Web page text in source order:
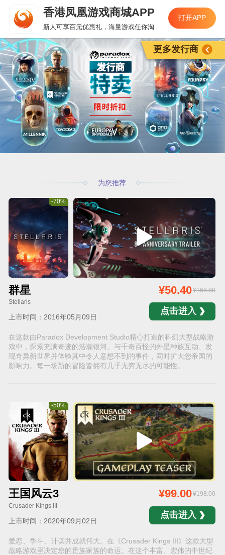
香港凤凰游戏商城APP
新人可享百元优惠礼，海量游戏任你淘
打开APP
为您推荐
-70%
群星
Stellaris
上市时间：2016年05月09日
¥168.00
¥50.40
点击进入
在这款由Paradox Development Studio精心打造的科幻大型战略游
戏中，探索充满奇迹的浩瀚银河。与千奇百怪的外星种族互动、发
现奇异新世界并体验其中令人意想不到的事件，同时扩大您帝国的
影响力。每一场新的冒险皆拥有几乎无穷无尽的可能性。
-50%
王国风云3
Crusader Kings III
上市时间：2020年09月02日
¥198.00
¥99.00
点击进入
爱恋、争斗、计谋并成就伟大。在《Crusader Kings III》这款大型
战略游戏里决定您的贵族家族的命运。在这个丰富、宏伟的中世纪
更多发行商